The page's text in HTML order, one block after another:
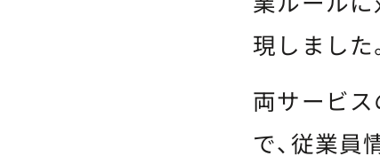
現しました
両サービ
で、従業員